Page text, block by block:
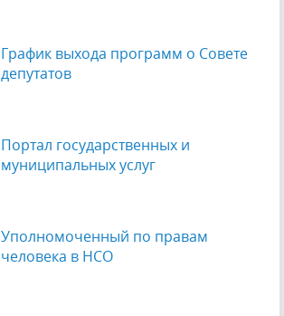
График выхода программ о Cовете
депутатов
Портал государственных и
муниципальных услуг
Уполномоченный по правам
человека в НСО